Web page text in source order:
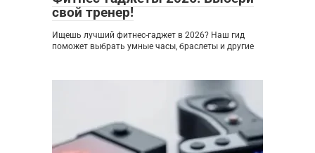
свой тренер!
Ищешь лучший фитнес-гаджет в 2026? Наш гид
поможет выбрать умные часы, браслеты и другие